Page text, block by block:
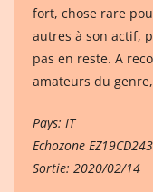
fort, chose rare
autres à son actif,
pas en reste. A
amateurs du
Pays: IT
Echozone
Sortie: 2020/02/14